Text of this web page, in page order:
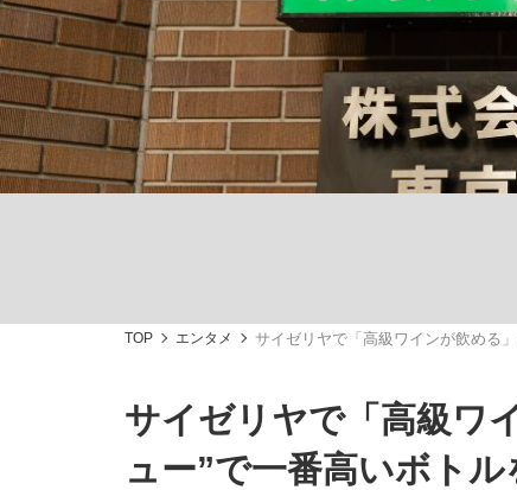
「90%は失敗する。でも…」本田圭佑が
「敗因分析は一切聞かれなかった」侍ジ
終戦から81年
キングの誕生を、目撃せよ。
#玉木雄一郎
TOP エンタメ サイゼリヤで「高級ワインが飲める
サイゼリヤで「高級ワ
ュー”で一番高いボト